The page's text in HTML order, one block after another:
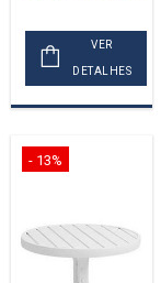
VER
DETALHES
- 13%